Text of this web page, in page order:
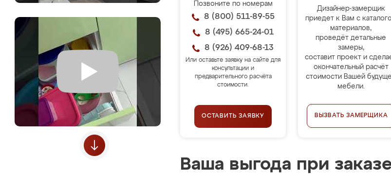
Позвоните по номерам
8 (800) 511-89-55
8 (495) 665-24-01
8 (926) 409-68-13
Или оставьте заявку на сайте для
консультации и
предварительного расчёта
стоимости.
ОСТАВИТЬ ЗАЯВКУ
Дизайнер-замерщик
приедет к Вам с
материалов,
проведёт детальные
замеры,
составит проект и
окончательный расчёт
стоимости Вашей
мебели.
ВЫЗВАТЬ ЗАМЕРЩИКА
Ваша выгода при